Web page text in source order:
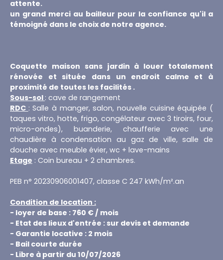
attente.
un grand merci au bailleur pour la confiance qu'il a
témoigné dans le choix de notre agence.
Coquette maison sans jardin à louer totalement
rénovée et située dans un endroit calme et à
proximité de toutes les facilités .
Sous-sol : cave de rangement
RDC : Salle à manger, salon, nouvelle cuisine équipée (
taques vitro, hotte, frigo, congélateur avec 3 tiroirs, four,
micro-ondes), buanderie, chaufferie avec une
chaudière à condensation au gaz de ville, salle de
douche avec meuble évier, wc + lave-mains
Etage : Coin bureau + 2 chambres.
PEB n° 20230906001407, classe C 247 kWh/m².an
Condition de location :
- loyer de base : 760 € / mois
- Etat des lieux d'entrée : sur devis et demande
- Garantie locative : 2 mois
- Bail courte durée
- Libre à partir du 10/07/2026